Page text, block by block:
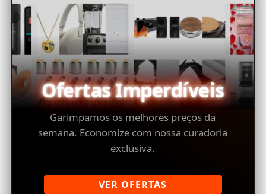
Ofertas Imperdíveis
Garimpamos os melhores preços da
semana. Economize com nossa curadoria
exclusiva.
VER OFERTAS